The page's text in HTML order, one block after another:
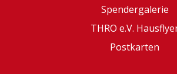
Spendergalerie
THRO e.V.
Postkarten